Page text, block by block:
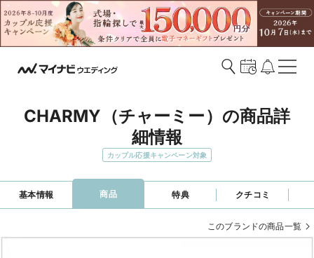
CHARMY（チャーミー）の商品詳
細情報
カップル応援キャンペーン対象
基本情報 商品 特典 クチコミ
このブランドの商品一覧